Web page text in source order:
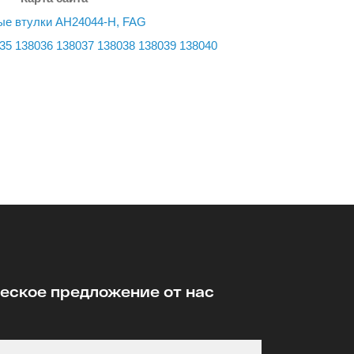
втулки AH24044-H, FAG
138036 138037 138038 138039 138040
предложение от нас